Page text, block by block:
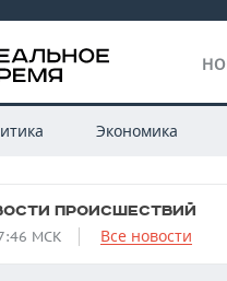
Экономика
ПРОИСШЕСТВИЙ
МСК Все новости